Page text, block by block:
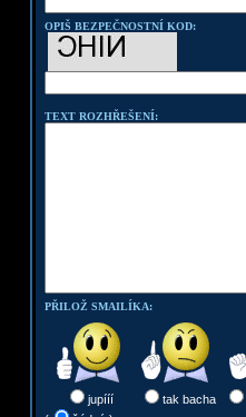
OPIŠ BEZPEČNOSTNÍ KOD:
TEXT ROZHŘEŠENÍ:
PŘILOŽ SMAILÍKA:
jupííí tak bacha